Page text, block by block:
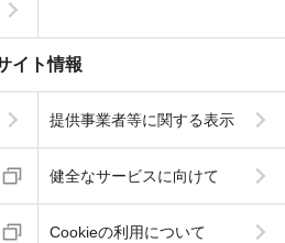
イト情報
提供事業者等に関する表示
健全なサービスに向けて
Cookieの利用について